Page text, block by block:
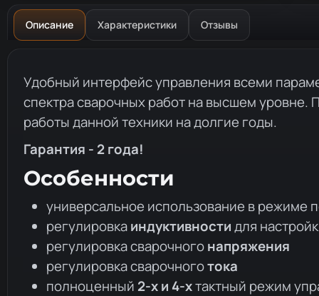
Описание Характеристики Отзывы
Описание товара
Удобный интерфейс управления всеми
спектра сварочных работ на высшем уровне.
работы данной техники на долгие годы.
Гарантия - 2 года!
Особенности
универсальное использование в режиме
регулировкаиндуктивностидля
регулировка сварочногонапряжения
регулировка сварочноготока
полноценный 2-х и 4-хтактный режим